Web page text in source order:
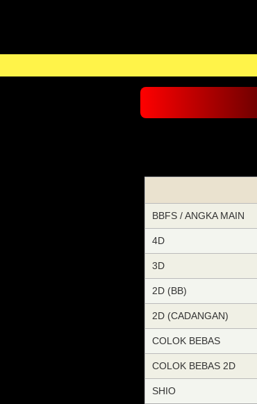
BBFS / ANGKA MAIN
4D
3D
2D (BB)
2D (CADANGAN)
COLOK BEBAS
COLOK BEBAS 2D
SHIO